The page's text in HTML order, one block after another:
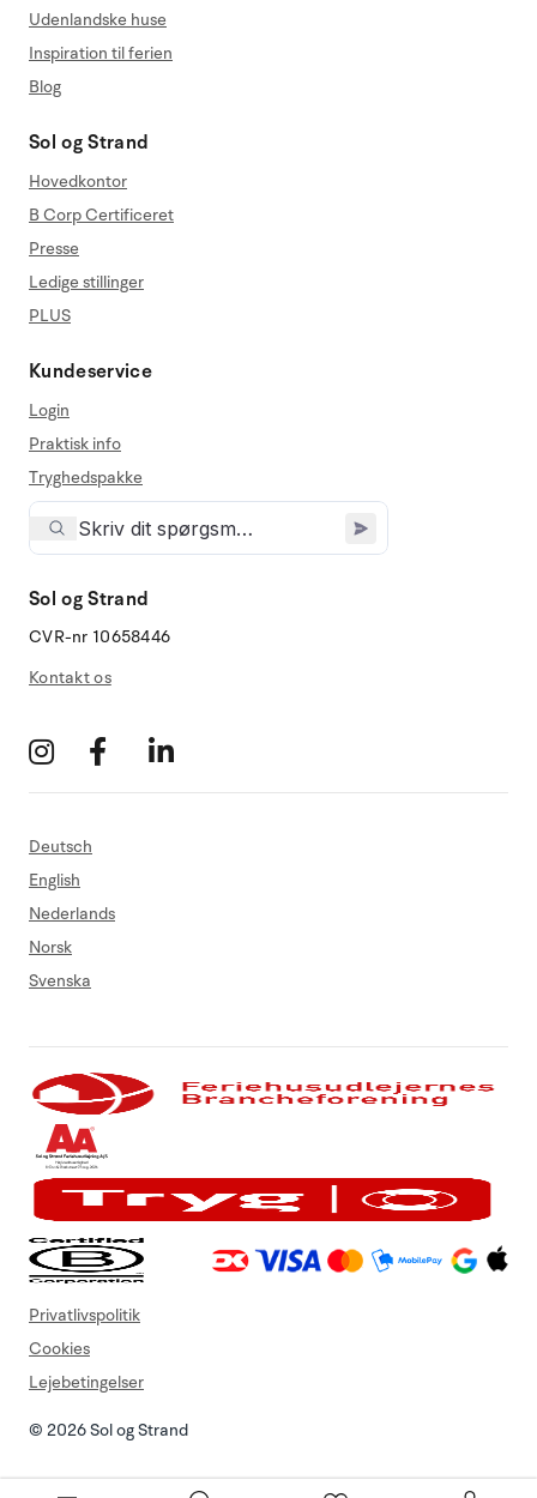
Udenlandske huse
Inspiration til ferien
Blog
Sol og Strand
Hovedkontor
B Corp Certificeret
Presse
Ledige stillinger
PLUS
Kundeservice
Login
Praktisk info
Tryghedspakke
Sol og Strand
CVR-nr 10658446
Kontakt os
Deutsch
English
Nederlands
Norsk
Svenska
© 2026 Sol og Strand
Privatlivspolitik
Cookies
Lejebetingelser